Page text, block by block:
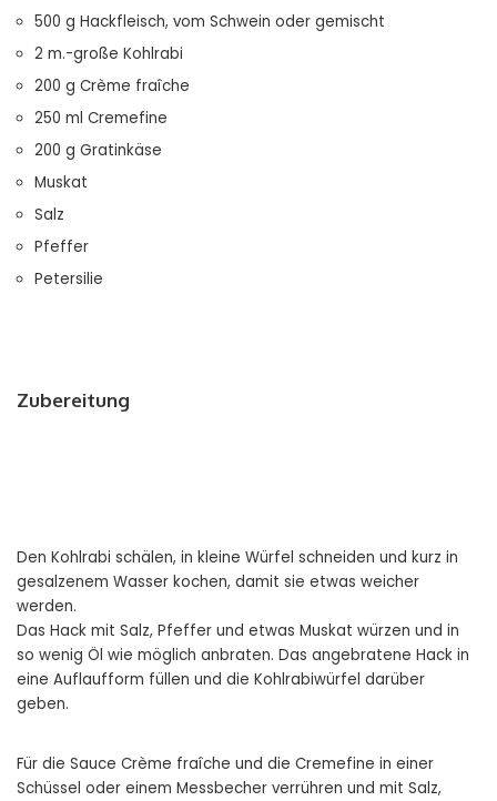
500 g Hackfleisch, vom Schwein oder gemischt
2 m.-große Kohlrabi
200 g Crème fraîche
250 ml Cremefine
200 g Gratinkäse
Muskat
Salz
Pfeffer
Petersilie
Zubereitung
Den Kohlrabi schälen, in kleine Würfel schneiden und kurz in
gesalzenem Wasser kochen, damit sie etwas weicher
werden.
Das Hack mit Salz, Pfeffer und etwas Muskat würzen und in
so wenig Öl wie möglich anbraten. Das angebratene Hack in
eine Auflaufform füllen und die Kohlrabiwürfel darüber
geben.
Für die Sauce Crème fraîche und die Cremefine in einer
Schüssel oder einem Messbecher verrühren und mit Salz,